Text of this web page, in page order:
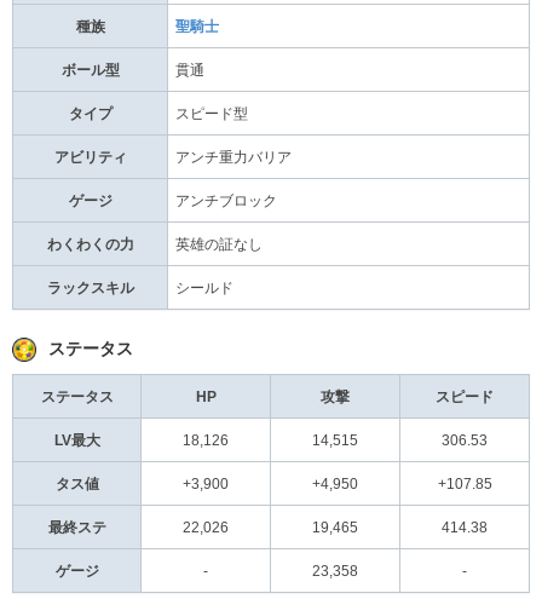
種族 聖騎士
ボール型 貫通
タイプ スピード型
アビリティ アンチ重力バリア
ゲージ アンチブロック
わくわくの力 英雄の証なし
ラックスキル シールド
ステータス
ステータス HP 攻撃 スピード
LV最大 18,126 14,515 306.53
タス値 +3,900 +4,950 +107.85
最終ステ 22,026 19,465 414.38
ゲージ - 23,358 -